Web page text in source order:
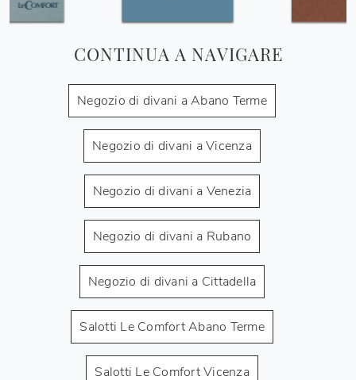
CONTINUA A NAVIGARE
Negozio di divani a Abano Terme
Negozio di divani a Vicenza
Negozio di divani a Venezia
Negozio di divani a Rubano
Negozio di divani a Cittadella
Salotti Le Comfort Abano Terme
Salotti Le Comfort Vicenza